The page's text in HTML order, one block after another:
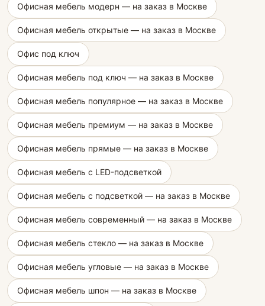
Офисная мебель модерн — на заказ в Москве
Офисная мебель открытые — на заказ в Москве
Офис под ключ
Офисная мебель под ключ — на заказ в Москве
Офисная мебель популярное — на заказ в Москве
Офисная мебель премиум — на заказ в Москве
Офисная мебель прямые — на заказ в Москве
Офисная мебель с LED-подсветкой
Офисная мебель с подсветкой — на заказ в Москве
Офисная мебель современный — на заказ в Москве
Офисная мебель стекло — на заказ в Москве
Офисная мебель угловые — на заказ в Москве
Офисная мебель шпон — на заказ в Москве